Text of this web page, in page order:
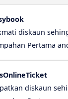
diskaun
Pertama
diskaun